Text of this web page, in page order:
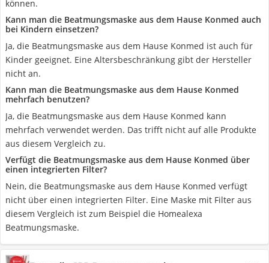
können.
Kann man die Beatmungsmaske aus dem Hause Konmed auch
bei Kindern einsetzen?
Ja, die Beatmungsmaske aus dem Hause Konmed ist auch für
Kinder geeignet. Eine Altersbeschränkung gibt der Hersteller
nicht an.
Kann man die Beatmungsmaske aus dem Hause Konmed
mehrfach benutzen?
Ja, die Beatmungsmaske aus dem Hause Konmed kann
mehrfach verwendet werden. Das trifft nicht auf alle Produkte
aus diesem Vergleich zu.
Verfügt die Beatmungsmaske aus dem Hause Konmed über
einen integrierten Filter?
Nein, die Beatmungsmaske aus dem Hause Konmed verfügt
nicht über einen integrierten Filter. Eine Maske mit Filter aus
diesem Vergleich ist zum Beispiel die Homealexa
Beatmungsmaske.